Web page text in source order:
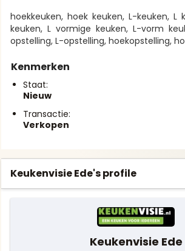
hoekkeuken, hoek keuken, L-keuken, L
keuken, L vormige keuken, L-vorm
opstelling, L-opstelling, hoekopstelling,
Kenmerken
Staat:
Nieuw
Transactie:
Verkopen
Keukenvisie Ede's profile
Keukenvisie Ede